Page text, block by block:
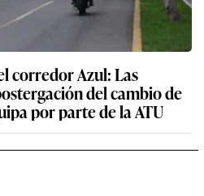
corredor Azul: Las
del cambio de
por parte de la ATU